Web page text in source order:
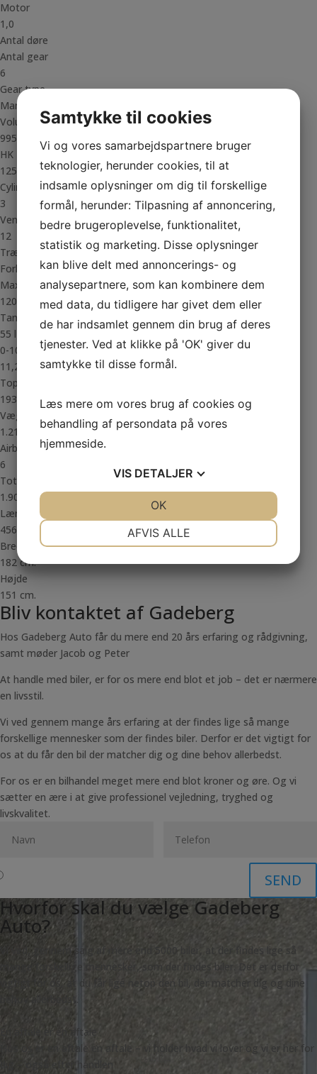
Motor
1,0
Antal døre
Antal gear
6
Gear type
Manuel
Volume
995
HK
125
Cylindre
3
Ventiler
12
Trækhjul
Forhjul
Max. påhæng
1200 Kg.
Tank
55 l
0-100 km/t.
11,2
Topfart
193 km/t.
Vægt
1.218 kg.
Airbags
6
Totalvægt
1.900 kg.
Længde
456 cm.
Bredde
182 cm.
Højde
151 cm.
Bliv kontaktet af Gadeberg
Hos Gadeberg Auto får du mere end 20 års erfaring og rådgivning,
samt møder Jacob og Peter
At handle med biler, er for os mere end blot et job – det er nærmere
en livsstil.
Vi ved gennem mange års erfaring at der findes lige så mange
forskellige mennesker som der findes biler. Derfor er det vigtigt for
os at du får den bil der matcher dig og dine behov allerbedst.
For os er en bilhandel meget mere end blot kroner og øre. Og vi
sætter en ære i at give professionel vejledning, tryghed og
livskvalitet.
SEND
Hvorfor skal du vælge Gadeberg
Auto?
Vi ved, gennem salg af mere end 5000 biler, at der findes lige så
mange forskellige mennesker, som der findes biler. Det er derfor
vigtigt for os, at du får lige netop den bil, der matcher dig og dine
behov allerbedst.
En aftale er en aftale
Hos os er en aftale en aftale – vi holder hvad vi lover og vi er her for
dig – også efter handlen
Samtykke til cookies
Vi og vores samarbejdspartnere bruger
teknologier, herunder cookies, til at
indsamle oplysninger om dig til forskellige
formål, herunder: Tilpasning af annoncering,
bedre brugeroplevelse, funktionalitet,
statistik og marketing. Disse oplysninger
kan blive delt med annoncerings- og
analysepartnere, som kan kombinere dem
med data, du tidligere har givet dem eller
de har indsamlet gennem din brug af deres
tjenester. Ved at klikke på 'OK' giver du
samtykke til disse formål.
Læs mere om vores brug af cookies og
behandling af persondata på vores
hjemmeside.
VIS DETALJER
AFVIS ALLE
OK